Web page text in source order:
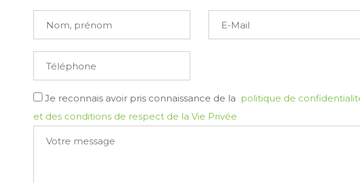
Je reconnais avoir pris connaissance de la politique de
et des conditions de respect de la Vie Privée